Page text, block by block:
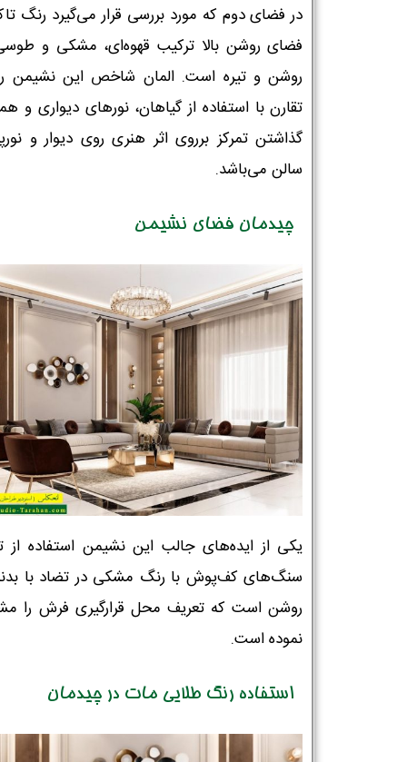
در فضای دوم که مورد بررسی قرار می‌گیرد رنگ
فضای روشن بالا ترکیب قهوه‌ای، مشکی و
روشن و تیره است. المان شاخص این نشیمن
تقارن با استفاده از گیاهان، نورهای دیواری و
گذاشتن تمرکز برروی اثر هنری روی دیوار و
سالن می‌باشد.
چیدمان فضای نشیمن
یکی از ایده‌های جالب این نشیمن استفاده از
سنگ‌های کف‌پوش با رنگ مشکی در تضاد با
روشن است که تعریف محل قرارگیری فرش را
نموده است.
استفاده رنگ طلایی مات در چیدمان